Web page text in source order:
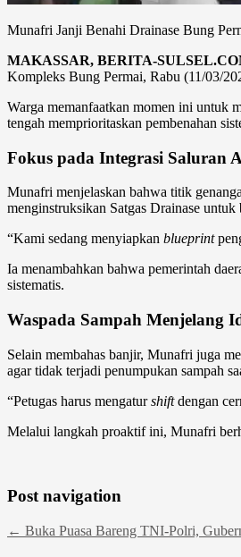
Munafri Janji Benahi Drainase Bung
MAKASSAR, BERITA-
Kompleks Bung Permai, Rabu (11/03/
Warga memanfaatkan momen ini untuk
tengah memprioritaskan pembenahan
Fokus pada Integrasi Saluran
Munafri menjelaskan bahwa titik
menginstruksikan Satgas Drainase untuk
“Kami sedang menyiapkan blueprint
Ia menambahkan bahwa pemerintah
sistematis.
Waspada Sampah Menjelang
Selain membahas banjir, Munafri juga
agar tidak terjadi penumpukan sampah
“Petugas harus mengaturshiftdengan
Melalui langkah proaktif ini, Munafri
Post navigation
← Buka Puasa Bareng TNI-Polri,